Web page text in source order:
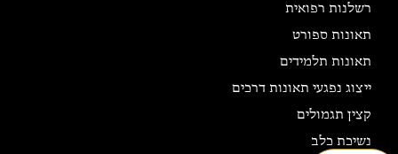
רשלנות רפואית
תאונות ספורט
תאונות תלמידים
ייצוג נפגעי תאונות דרכים
קצין תגמולים
נשיכת כלב